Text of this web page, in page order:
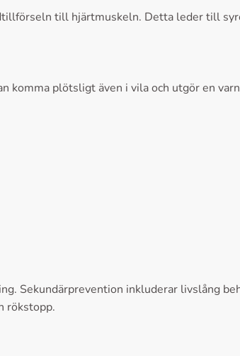
till hjärtmuskeln. Detta leder till
komma plötsligt även i vila och utgör en
Sekundärprevention inkluderar livslång
rökstopp.